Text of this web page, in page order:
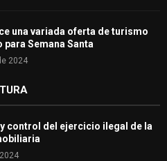
una variada oferta de turismo
Semana Santa
2024
control del ejercicio ilegal de la